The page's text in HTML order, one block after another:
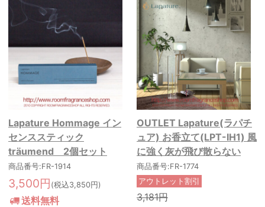
Lapature Hommage イン
センススティック
träumend 2個セット
商品番号:FR-1914
3,500円 (税込3,850円)
送料無料
OUTLET Lapature(ラパチ
ュア) お香立て(LPT-IH1) 風
に強く灰が飛び散らない
商品番号:FR-1774
アウトレット割引
3,181円